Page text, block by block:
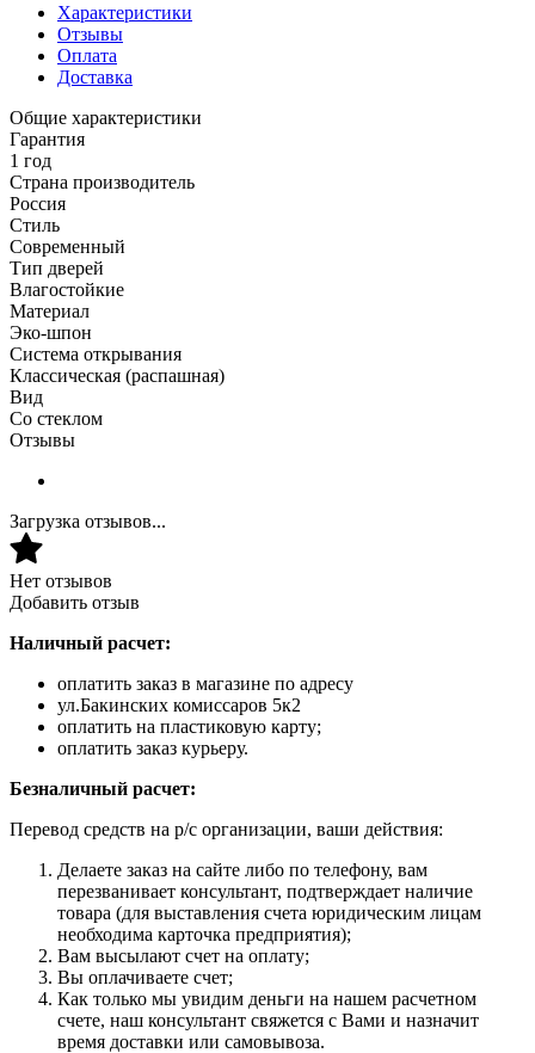
Характеристики
Отзывы
Оплата
Доставка
Общие характеристики
Гарантия
1 год
Страна производитель
Россия
Стиль
Современный
Тип дверей
Влагостойкие
Материал
Эко-шпон
Система открывания
Классическая (распашная)
Вид
Со стеклом
Отзывы
Загрузка отзывов...
Нет отзывов
Добавить отзыв
Наличный расчет:
оплатить заказ в магазине по адресу
ул.Бакинских комиссаров 5к2
оплатить на пластиковую карту;
оплатить заказ курьеру.
Безналичный расчет:
Перевод средств на р/с организации, ваши действия:
Делаете заказ на сайте либо по телефону, вам
перезванивает консультант, подтверждает наличие
товара (для выставления счета юридическим лицам
необходима карточка предприятия);
Вам высылают счет на оплату;
Вы оплачиваете счет;
Как только мы увидим деньги на нашем расчетном
счете, наш консультант свяжется с Вами и назначит
время доставки или самовывоза.